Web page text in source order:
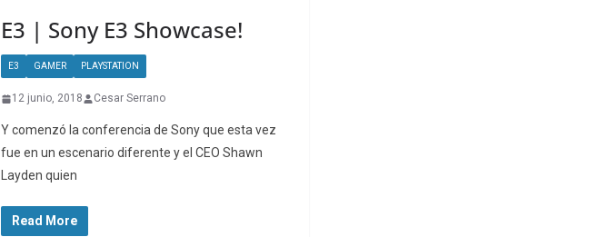
E3 | Sony E3 Showcase!
E3 GAMER PLAYSTATION
12 junio, 2018 Cesar Serrano
Y comenzó la conferencia de Sony que esta vez
fue en un escenario diferente y el CEO Shawn
Layden quien
Read More